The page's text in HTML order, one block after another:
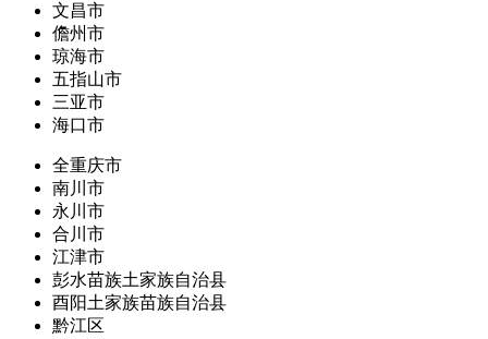
文昌市
儋州市
琼海市
五指山市
三亚市
海口市
全重庆市
南川市
永川市
合川市
江津市
彭水苗族土家族自治县
酉阳土家族苗族自治县
黔江区